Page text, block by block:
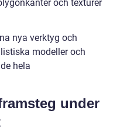
och texturer
nya verktyg och
modeller och
hela
under